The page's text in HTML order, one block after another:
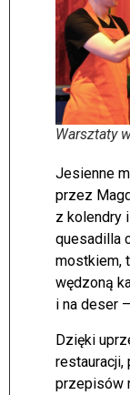
Warsztaty
Jesienne
przez
z kolendry
quesadilla
mostkiem,
wędzoną
i na deser
Dzięki
restauracji,
przepisów